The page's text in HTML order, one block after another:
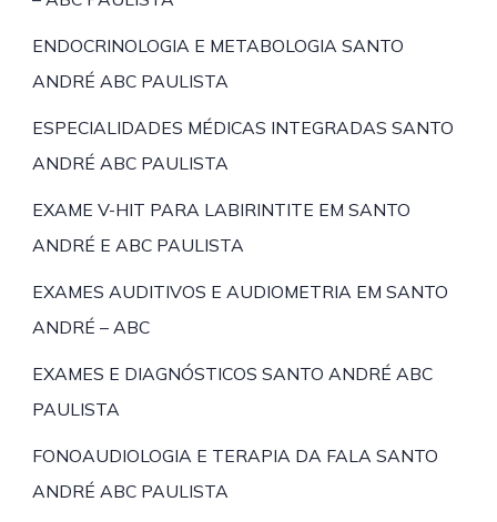
ENDOCRINOLOGIA E METABOLOGIA SANTO
ANDRÉ ABC PAULISTA
ESPECIALIDADES MÉDICAS INTEGRADAS SANTO
ANDRÉ ABC PAULISTA
EXAME V-HIT PARA LABIRINTITE EM SANTO
ANDRÉ E ABC PAULISTA
EXAMES AUDITIVOS E AUDIOMETRIA EM SANTO
ANDRÉ – ABC
EXAMES E DIAGNÓSTICOS SANTO ANDRÉ ABC
PAULISTA
FONOAUDIOLOGIA E TERAPIA DA FALA SANTO
ANDRÉ ABC PAULISTA